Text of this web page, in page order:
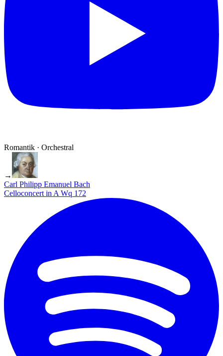
Romantik · Orchestral
→
Carl Philipp Emanuel Bach
Celloconcert in A Wq 172